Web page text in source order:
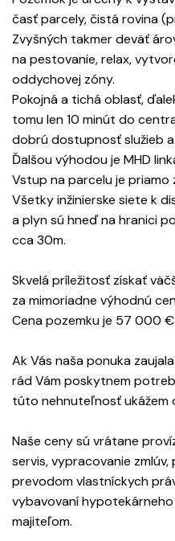
časť parcely, čistá rovina
Zvyšných takmer deväť
na pestovanie, relax,
oddychovej zóny.
Pokojná a tichá oblasť,
tomu len 10 minút do
dobrú dostupnosť služieb
Ďalšou výhodou je MHD
Vstup na parcelu je priamo
Všetky inžinierske siete k
a plyn sú hneď na hranici
cca 30m.
Skvelá príležitosť získať
za mimoriadne výhodnú
Cena pozemku je 57 000 €.
Ak Vás naša ponuka
rád Vám poskytnem
túto nehnuteľnosť ukážem
Naše ceny sú vrátane
servis, vypracovanie
prevodom vlastníckych
vybavovaní
majiteľom.